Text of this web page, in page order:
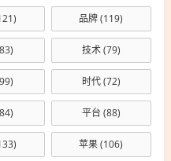
品牌(119)
技术(79)
时代(72)
平台 (88)
苹果(106)